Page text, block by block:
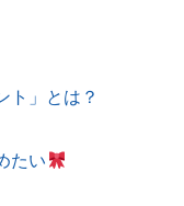
」とは？
たい